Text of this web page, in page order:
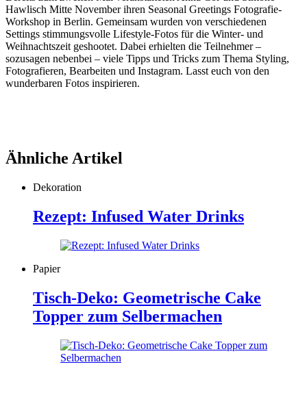
Hawlisch Mitte November ihren Seasonal Greetings Fotografie-
Workshop in Berlin. Gemeinsam wurden von verschiedenen
Settings stimmungsvolle Lifestyle-Fotos für die Winter- und
Weihnachtszeit geshootet. Dabei erhielten die Teilnehmer –
sozusagen nebenbei – viele Tipps und Tricks zum Thema Styling,
Fotografieren, Bearbeiten und Instagram. Lasst euch von den
wunderbaren Fotos inspirieren.
Ähnliche Artikel
Dekoration
Rezept: Infused Water Drinks
Papier
Tisch-Deko: Geometrische Cake
Topper zum Selbermachen